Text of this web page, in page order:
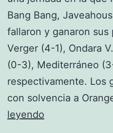
Bang Bang,
fallaron y ganaron sus
Verger (4-1), Ondara
(0-3), Mediterráneo
respectivamente. Los
con solvencia a
leyendo